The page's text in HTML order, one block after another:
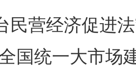
营经济促进法
全国统一大市